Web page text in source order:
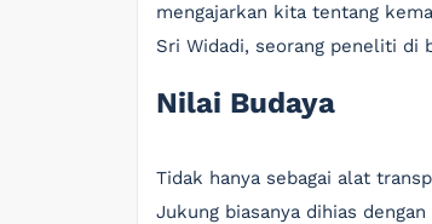
mengajarkan kita tentang
Sri Widadi, seorang peneliti di
Nilai Budaya
Tidak hanya sebagai alat
Jukung biasanya dihias